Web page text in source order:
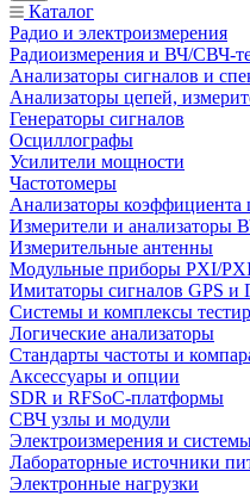
Каталог
Радио и электроизмерения
Радиоизмерения и ВЧ/СВЧ-
Анализаторы сигналов и
Анализаторы цепей,
Генераторы сигналов
Осциллографы
Усилители мощности
Частотомеры
Анализаторы
Измерители и анализаторы
Измерительные антенны
Модульные приборы PXI/
Имитаторы сигналов GPS
Системы и комплексы
Логические анализаторы
Стандарты частоты и
Аксессуары и опции
SDR и RFSoC‑платформы
СВЧ узлы и модули
Электроизмерения и
Лабораторные источники
Электронные нагрузки